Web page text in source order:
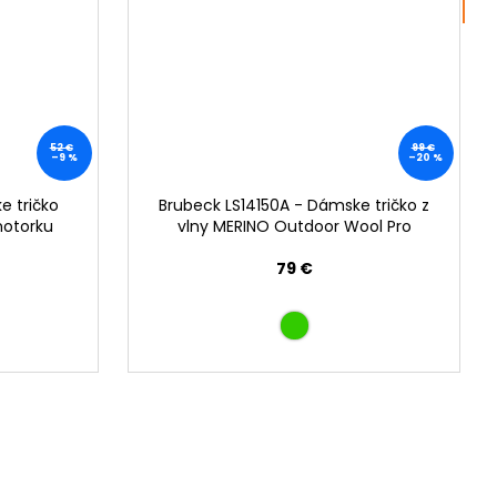
52 €
–9 %
tričko
99 €
–20 %
Brubeck LS14150A - Dámske tričko z
vlny MERINO Outdoor Wool Pro
79 €